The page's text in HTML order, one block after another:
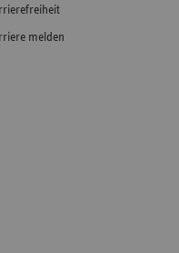
melden